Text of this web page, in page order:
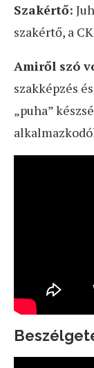
Szakértő:
szakértő, a
Amiről szó
szakképzés
„puha”